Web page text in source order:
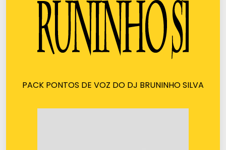
PACK PONTOS DE VOZ DO DJ BRUNINHO SILVA